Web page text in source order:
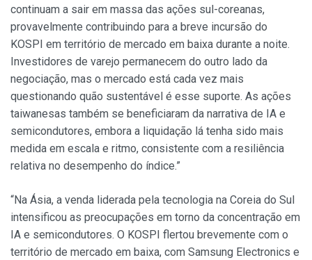
continuam a sair em massa das ações sul-coreanas,
provavelmente contribuindo para a breve incursão do
KOSPI em território de mercado em baixa durante a noite.
Investidores de varejo permanecem do outro lado da
negociação, mas o mercado está cada vez mais
questionando quão sustentável é esse suporte. As ações
taiwanesas também se beneficiaram da narrativa de IA e
semicondutores, embora a liquidação lá tenha sido mais
medida em escala e ritmo, consistente com a resiliência
relativa no desempenho do índice.”
“Na Ásia, a venda liderada pela tecnologia na Coreia do Sul
intensificou as preocupações em torno da concentração em
IA e semicondutores. O KOSPI flertou brevemente com o
território de mercado em baixa, com Samsung Electronics e